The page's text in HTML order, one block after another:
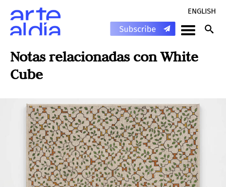
ENGLISH
Notas relacionadas conWhite
Cube